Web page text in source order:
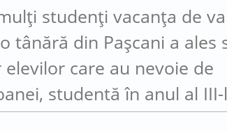
studenți vacanța de
tânără din Pașcani a ales
care au nevoie de
studentă în anul al III-
Militară...